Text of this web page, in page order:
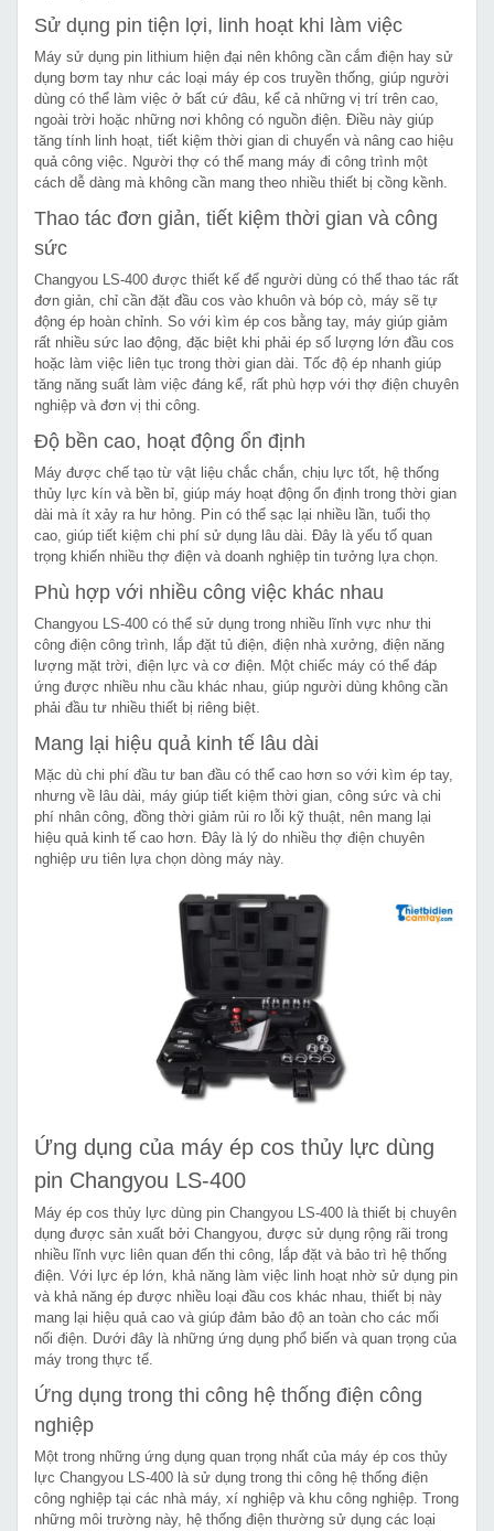
Sử dụng pin tiện lợi, linh hoạt khi làm việc
Máy sử dụng pin lithium hiện đại nên không cần cắm điện hay sử
dụng bơm tay như các loại máy ép cos truyền thống, giúp người
dùng có thể làm việc ở bất cứ đâu, kể cả những vị trí trên cao,
ngoài trời hoặc những nơi không có nguồn điện. Điều này giúp
tăng tính linh hoạt, tiết kiệm thời gian di chuyển và nâng cao hiệu
quả công việc. Người thợ có thể mang máy đi công trình một
cách dễ dàng mà không cần mang theo nhiều thiết bị cồng kềnh.
Thao tác đơn giản, tiết kiệm thời gian và công
sức
Changyou LS-400 được thiết kế để người dùng có thể thao tác rất
đơn giản, chỉ cần đặt đầu cos vào khuôn và bóp cò, máy sẽ tự
động ép hoàn chỉnh. So với kìm ép cos bằng tay, máy giúp giảm
rất nhiều sức lao động, đặc biệt khi phải ép số lượng lớn đầu cos
hoặc làm việc liên tục trong thời gian dài. Tốc độ ép nhanh giúp
tăng năng suất làm việc đáng kể, rất phù hợp với thợ điện chuyên
nghiệp và đơn vị thi công.
Độ bền cao, hoạt động ổn định
Máy được chế tạo từ vật liệu chắc chắn, chịu lực tốt, hệ thống
thủy lực kín và bền bỉ, giúp máy hoạt động ổn định trong thời gian
dài mà ít xảy ra hư hỏng. Pin có thể sạc lại nhiều lần, tuổi thọ
cao, giúp tiết kiệm chi phí sử dụng lâu dài. Đây là yếu tố quan
trọng khiến nhiều thợ điện và doanh nghiệp tin tưởng lựa chọn.
Phù hợp với nhiều công việc khác nhau
Changyou LS-400 có thể sử dụng trong nhiều lĩnh vực như thi
công điện công trình, lắp đặt tủ điện, điện nhà xưởng, điện năng
lượng mặt trời, điện lực và cơ điện. Một chiếc máy có thể đáp
ứng được nhiều nhu cầu khác nhau, giúp người dùng không cần
phải đầu tư nhiều thiết bị riêng biệt.
Mang lại hiệu quả kinh tế lâu dài
Mặc dù chi phí đầu tư ban đầu có thể cao hơn so với kìm ép tay,
nhưng về lâu dài, máy giúp tiết kiệm thời gian, công sức và chi
phí nhân công, đồng thời giảm rủi ro lỗi kỹ thuật, nên mang lại
hiệu quả kinh tế cao hơn. Đây là lý do nhiều thợ điện chuyên
nghiệp ưu tiên lựa chọn dòng máy này.
Ứng dụng của máy ép cos thủy lực dùng
pin Changyou LS-400
Máy ép cos thủy lực dùng pin Changyou LS-400 là thiết bị chuyên
dụng được sản xuất bởi Changyou, được sử dụng rộng rãi trong
nhiều lĩnh vực liên quan đến thi công, lắp đặt và bảo trì hệ thống
điện. Với lực ép lớn, khả năng làm việc linh hoạt nhờ sử dụng pin
và khả năng ép được nhiều loại đầu cos khác nhau, thiết bị này
mang lại hiệu quả cao và giúp đảm bảo độ an toàn cho các mối
nối điện. Dưới đây là những ứng dụng phổ biến và quan trọng của
máy trong thực tế.
Ứng dụng trong thi công hệ thống điện công
nghiệp
Một trong những ứng dụng quan trọng nhất của máy ép cos thủy
lực Changyou LS-400 là sử dụng trong thi công hệ thống điện
công nghiệp tại các nhà máy, xí nghiệp và khu công nghiệp. Trong
những môi trường này, hệ thống điện thường sử dụng các loại